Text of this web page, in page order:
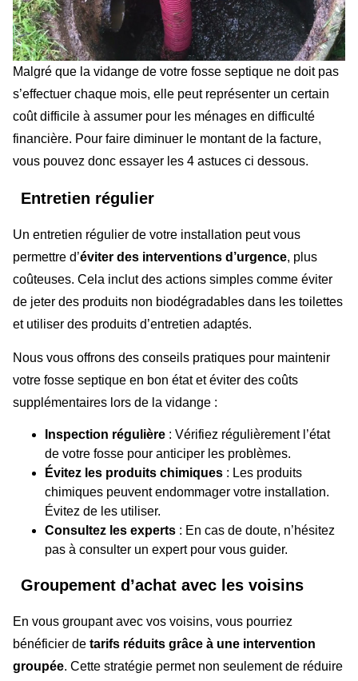
Malgré que la vidange de votre fosse septique ne doit pas
s’effectuer chaque mois, elle peut représenter un certain
coût difficile à assumer pour les ménages en difficulté
financière. Pour faire diminuer le montant de la facture,
vous pouvez donc essayer les 4 astuces ci dessous.
Entretien régulier
Un entretien régulier de votre installation peut vous
permettre d’éviter des interventions d’urgence, plus
coûteuses. Cela inclut des actions simples comme éviter
de jeter des produits non biodégradables dans les toilettes
et utiliser des produits d’entretien adaptés.
Nous vous offrons des conseils pratiques pour maintenir
votre fosse septique en bon état et éviter des coûts
supplémentaires lors de la vidange :
Inspection régulière : Vérifiez régulièrement l’état
de votre fosse pour anticiper les problèmes.
Évitez les produits chimiques : Les produits
chimiques peuvent endommager votre installation.
Évitez de les utiliser.
Consultez les experts : En cas de doute, n’hésitez
pas à consulter un expert pour vous guider.
Groupement d’achat avec les voisins
En vous groupant avec vos voisins, vous pourriez
bénéficier de tarifs réduits grâce à une intervention
groupée. Cette stratégie permet non seulement de réduire